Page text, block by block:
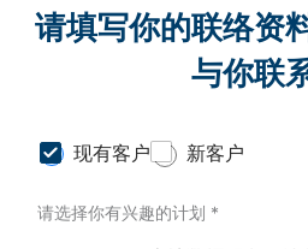
请填写你的联络资
与你联
C
u
t
现有客户 新客户
请选择你有兴趣的计划 *